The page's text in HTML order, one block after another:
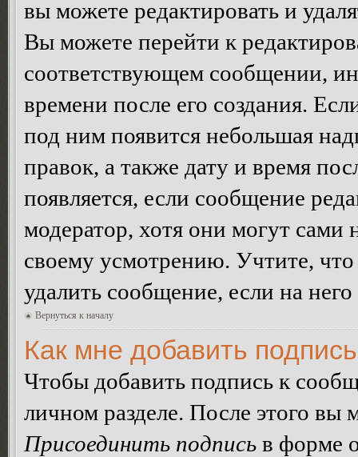
вы можете редактировать и
Вы можете перейти к
соответствующем сообщении,
времени после его создания.
под ним появится небольшая
правок, а также дату и время
появляется, если сообщение
модератор, хотя они могут сами
своему усмотрению. Учтите,
удалить сообщение, если на
Вернуться к началу
Как мне добавить
Чтобы добавить подпись к
личном разделе. После этого
Присоединить подпись в форме